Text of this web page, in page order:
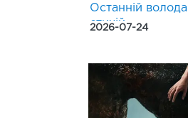
Останній
стихій
2026-07-24